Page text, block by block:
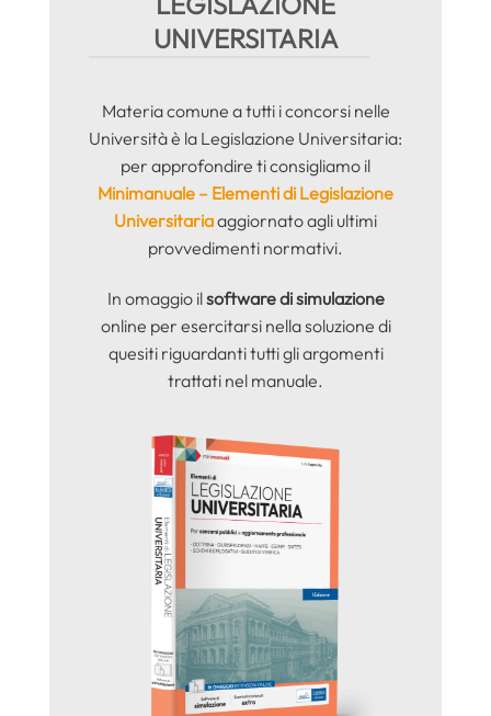
UNIVERSITARIA
Materia comune a tutti i concorsi nelle
Università è la Legislazione Universitaria:
per approfondire ti consigliamo il
Minimanuale – Elementi di Legislazione
Universitariaaggiornato agli ultimi
provvedimenti normativi.
In omaggio ilsoftware di simulazione
online per esercitarsi nella soluzione di
quesiti riguardanti tutti gli argomenti
trattati nel manuale.